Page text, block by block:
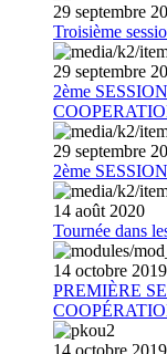
29 septembre
Troisième
29 septembre
2ème
29 septembre
2ème
14 août 2020
Tournée dans
14 octobre 2019
PREMIÈRE
14 octobre 2019